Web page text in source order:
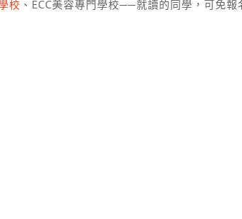
校 、ECC美容專門學校──就讀的同學，可免報